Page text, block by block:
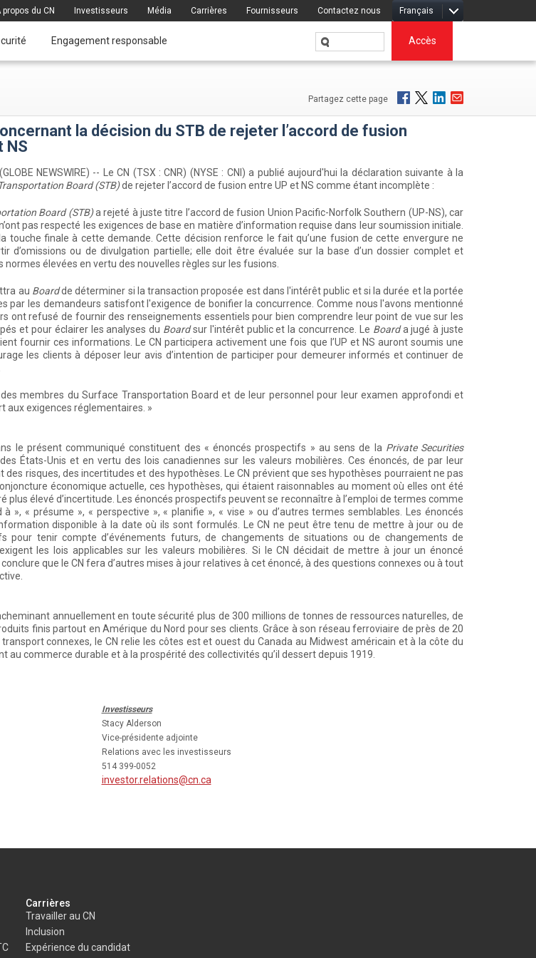
Français
propos du CN Investisseurs Média Carrières Fournisseurs Contactez nous
Engagement responsable Accès
Partagez cette page
la décision du STB de rejeter l’accord de fusion
NS
NEWSWIRE) -- Le CN (TSX : CNR) (NYSE : CNI) a publié aujourd'hui la déclaration suivante à la
Board (STB)de rejeter l’accord de fusion entre UP et NS comme étant incomplète :
Board (STB)a rejeté à juste titre l’accord de fusion Union Pacific-Norfolk Southern (UP-NS), car
pas respecté les exigences de base en matière d’information requise dans leur soumission initiale.
touche finale à cette demande. Cette décision renforce le fait qu’une fusion de cette envergure ne
d’omissions ou de divulgation partielle; elle doit être évaluée sur la base d’un dossier complet et
normes élevées en vertu des nouvelles règles sur les fusions.
au Boardde déterminer si la transaction proposée est dans l'intérêt public et si la durée et la portée
par les demandeurs satisfont l'exigence de bonifier la concurrence. Comme nous l'avons mentionné
ont refusé de fournir des renseignements essentiels pour bien comprendre leur point de vue sur les
et pour éclairer les analyses du Boardsur l'intérêt public et la concurrence. Le Boarda jugé à juste
fournir ces informations. Le CN participera activement une fois que l’UP et NS auront soumis une
les clients à déposer leur avis d’intention de participer pour demeurer informés et continuer de
membres du Surface Transportation Board et de leur personnel pour leur examen approfondi et
aux exigences réglementaires. »
le présent communiqué constituent des « énoncés prospectifs » au sens de la Private Securities
États-Unis et en vertu des lois canadiennes sur les valeurs mobilières. Ces énoncés, de par leur
risques, des incertitudes et des hypothèses. Le CN prévient que ses hypothèses pourraient ne pas
économique actuelle, ces hypothèses, qui étaient raisonnables au moment où elles ont été
plus élevé d’incertitude. Les énoncés prospectifs peuvent se reconnaître à l’emploi de termes comme
à », « présume », « perspective », « planifie », « vise » ou d’autres termes semblables. Les énoncés
disponible à la date où ils sont formulés. Le CN ne peut être tenu de mettre à jour ou de
pour tenir compte d’événements futurs, de changements de situations ou de changements de
les lois applicables sur les valeurs mobilières. Si le CN décidait de mettre à jour un énoncé
que le CN fera d’autres mises à jour relatives à cet énoncé, à des questions connexes ou à tout
acheminant annuellement en toute sécurité plus de 300 millions de tonnes de ressources naturelles, de
finis partout en Amérique du Nord pour ses clients. Grâce à son réseau ferroviaire de près de 20
connexes, le CN relie les côtes est et ouest du Canada au Midwest américain et à la côte du
au commerce durable et à la prospérité des collectivités qu’il dessert depuis 1919.
Investisseurs
Stacy Alderson
Vice-présidente adjointe
Relations avec les investisseurs
514 399-0052
investor.relations@cn.ca
Carrières
Travailler au CN
Inclusion
Expérience du candidat